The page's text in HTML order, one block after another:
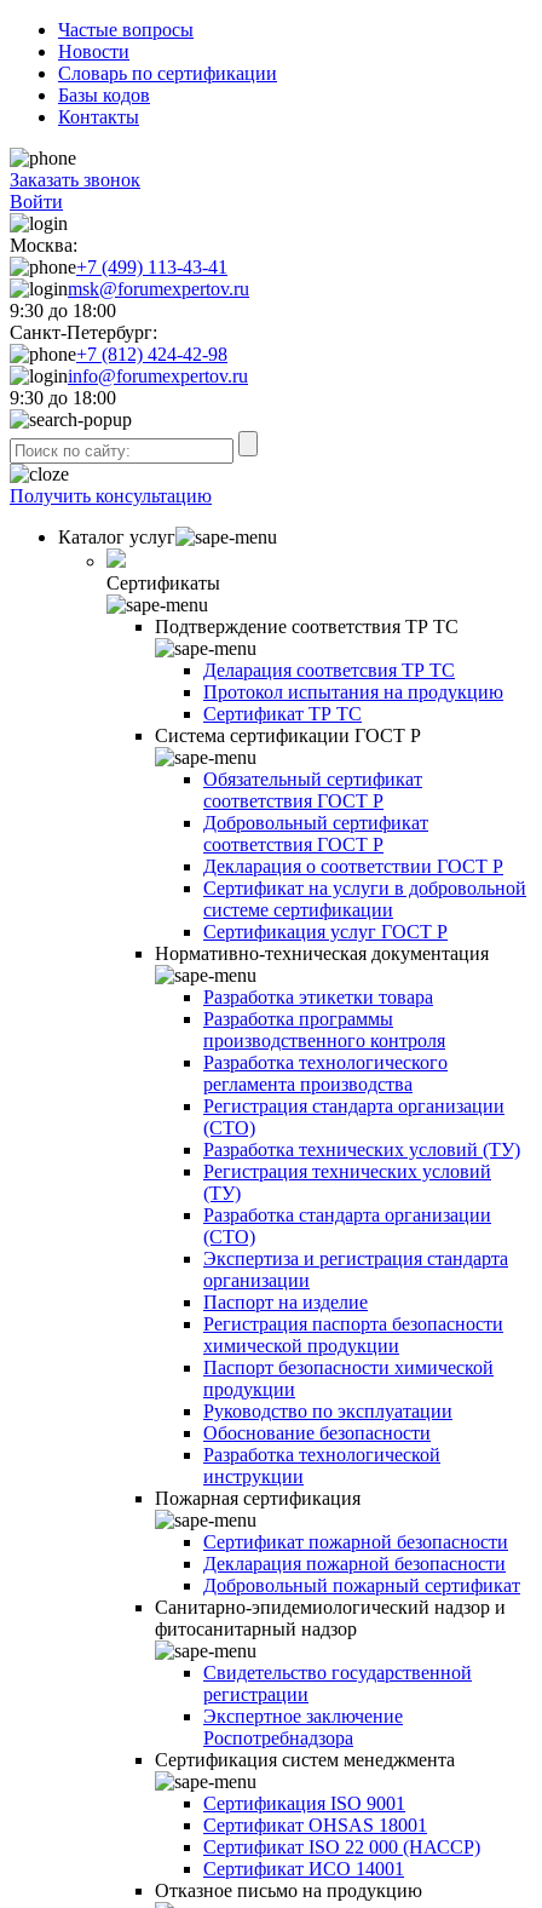
Частые вопросы
Новости
Словарь по сертификации
Базы кодов
Контакты
Заказать звонок
Войти
Москва:
+7 (499) 113-43-41
msk@forumexpertov.ru
9:30 до 18:00
Санкт-Петербург:
+7 (812) 424-42-98
info@forumexpertov.ru
9:30 до 18:00
Получить консультацию
Каталог услуг
Сертификаты
Подтверждение соответствия ТР ТС
Деларация соответсвия ТР ТС
Протокол испытания на продукцию
Сертификат ТР ТС
Система сертификации ГОСТ Р
Обязательный сертификат
соответствия ГОСТ Р
Добровольный сертификат
соответствия ГОСТ Р
Декларация о соответствии ГОСТ Р
Сертификат на услуги в добровольной
системе сертификации
Сертификация услуг ГОСТ Р
Нормативно-техническая документация
Разработка этикетки товара
Разработка программы
производственного контроля
Разработка технологического
регламента производства
Регистрация стандарта организации
(СТО)
Разработка технических условий (ТУ)
Регистрация технических условий
(ТУ)
Разработка стандарта организации
(СТО)
Экспертиза и регистрация стандарта
организации
Паспорт на изделие
Регистрация паспорта безопасности
химической продукции
Паспорт безопасности химической
продукции
Руководство по эксплуатации
Обоснование безопасности
Разработка технологической
инструкции
Пожарная сертификация
Сертификат пожарной безопасности
Декларация пожарной безопасности
Добровольный пожарный сертификат
Санитарно-эпидемиологический надзор и
фитосанитарный надзор
Свидетельство государственной
регистрации
Экспертное заключение
Роспотребнадзора
Сертификация систем менеджмента
Сертификация ISO 9001
Сертификат OHSAS 18001
Сертификат ISO 22 000 (НАССР)
Сертификат ИСО 14001
Отказное письмо на продукцию